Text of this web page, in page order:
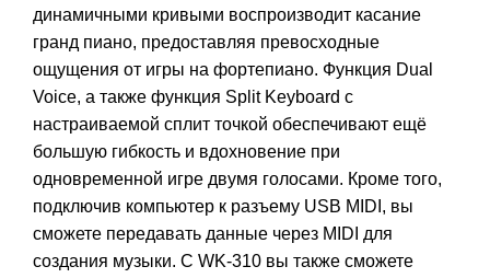
динамичными кривыми воспроизводит касание
гранд пиано, предоставляя превосходные
ощущения от игры на фортепиано. Функция Dual
Voice, а также функция Split Keyboard с
настраиваемой сплит точкой обеспечивают ещё
большую гибкость и вдохновение при
одновременной игре двумя голосами. Кроме того,
подключив компьютер к разъему USB MIDI, вы
сможете передавать данные через MIDI для
создания музыки. С WK-310 вы также сможете